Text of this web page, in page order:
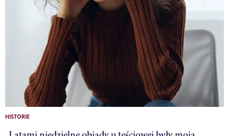
HISTORIE